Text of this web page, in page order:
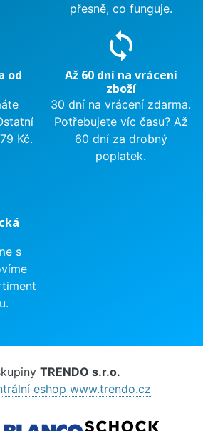
přesně, co funguje.
od
Kč.
sync
Až 60 dní na vrácení
zboží
30 dní na vrácení zdarma.
Potřebujete víc času? Až
60 dní za drobný
poplatek.
s
TRENDO s.r.o.
eshop www.trendo.cz